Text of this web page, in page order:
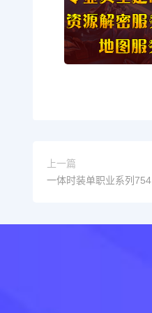
上一篇
一体时装单职业系列754